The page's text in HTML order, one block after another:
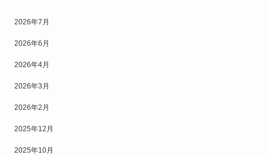
2026年7月
2026年6月
2026年4月
2026年3月
2026年2月
2025年12月
2025年10月